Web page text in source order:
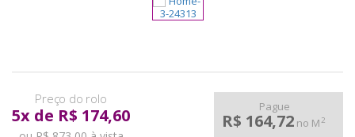
5x de R$ 174,60 Pague
R$ 164,72 no M2